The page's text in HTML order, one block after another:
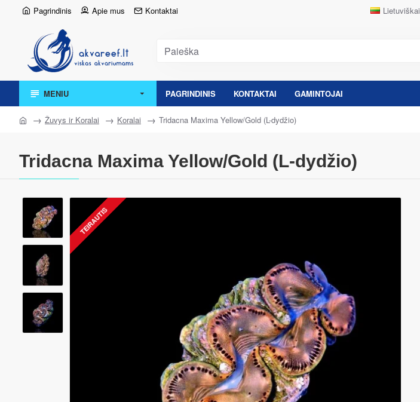
Pagrindinis Apie mus Kontaktai Lietuviškai
MENIU PAGRINDINIS KONTAKTAI GAMINTOJAI
Žuvys ir Koralai Koralai Tridacna Maxima Yellow/Gold (L-dydžio)
Tridacna Maxima Yellow/Gold (L-dydžio)
TEIRAUTIS